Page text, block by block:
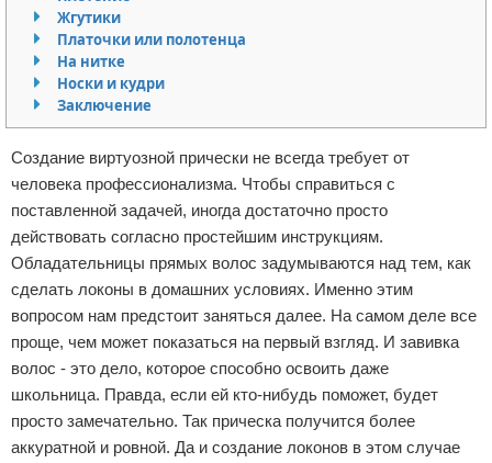
Уход за ногтями
Макияж
СПА процедуры
Парфюмерия
Прически
Разное
Уход за лицом
Хирургия
Отказ от ответственности
Жгутики
Платочки или полотенца
На нитке
Носки и кудри
Заключение
Создание виртуозной прически не всегда требует от
человека профессионализма. Чтобы справиться с
поставленной задачей, иногда достаточно просто
действовать согласно простейшим инструкциям.
Обладательницы прямых волос задумываются над тем, как
сделать локоны в домашних условиях. Именно этим
вопросом нам предстоит заняться далее. На самом деле все
проще, чем может показаться на первый взгляд. И завивка
волос - это дело, которое способно освоить даже
школьница. Правда, если ей кто-нибудь поможет, будет
просто замечательно. Так прическа получится более
аккуратной и ровной. Да и создание локонов в этом случае